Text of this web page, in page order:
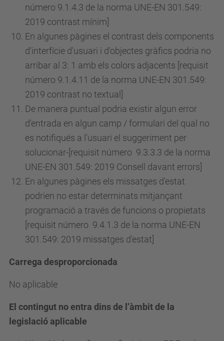
número 9.1.4.3 de la norma UNE-EN 301.549:
2019 contrast mínim]
En algunes pàgines el contrast dels components
d'interfície d'usuari i d'objectes gràfics podria no
arribar al 3: 1 amb els colors adjacents [requisit
número 9.1.4.11 de la norma UNE-EN 301.549:
2019 contrast no textual]
De manera puntual podria existir algun error
d'entrada en algun camp / formulari del qual no
es notifiqués a l'usuari el suggeriment per
solucionar-[requisit número 9.3.3.3 de la norma
UNE-EN 301.549: 2019 Consell davant errors]
En algunes pàgines els missatges d'estat
podrien no estar determinats mitjançant
programació a través de funcions o propietats
[requisit número 9.4.1.3 de la norma UNE-EN
301.549: 2019 missatges d'estat]
Carrega desproporcionada
No aplicable
El contingut no entra dins de l’àmbit de la
legislació aplicable